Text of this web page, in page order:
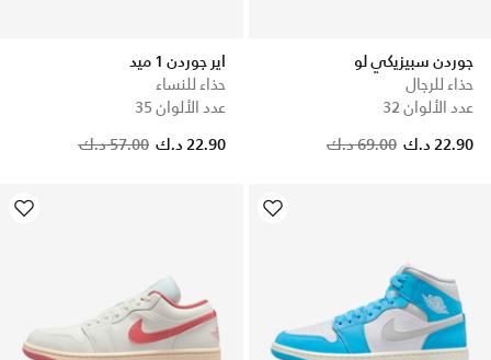
جوردن سبيزيكي لو
حذاء للرجال
عدد الألوان 32
Price reduced from
69.00 د.ك to 22.90 د.ك
اير جوردن 1 ميد
حذاء للنساء
عدد الألوان 35
Price reduced from
57.00 د.ك to 22.90 د.ك